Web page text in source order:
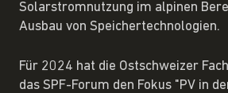
Solarstromnutzung im alpinen
Ausbau von Speichertechnologien.
Für 2024 hat die Ostschweizer
das SPF-Forum den Fokus "PV in